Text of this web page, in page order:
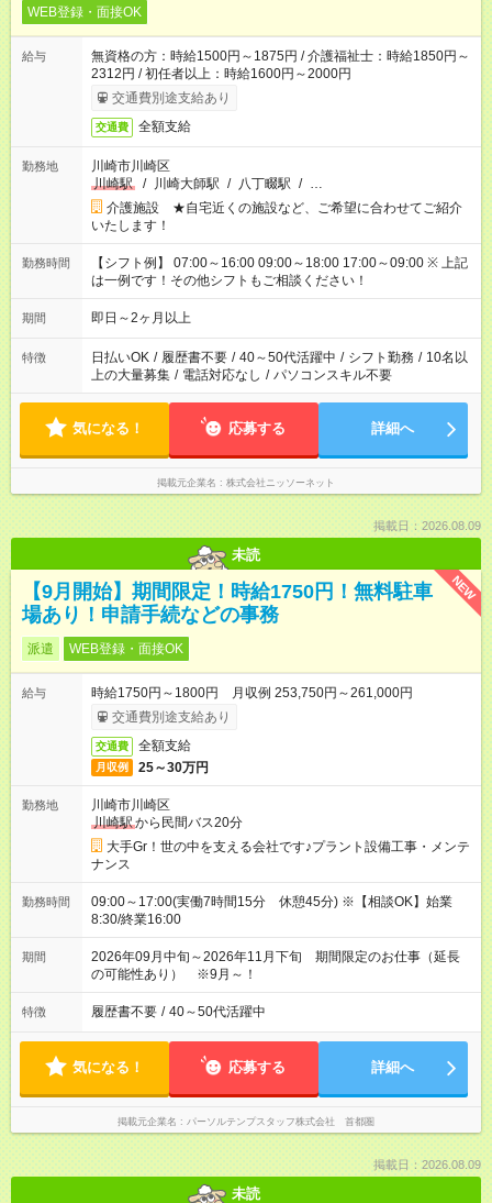
WEB登録・面接OK
給与
無資格の方：時給1500円～1875円 / 介護福祉士：時給1850円～
2312円 / 初任者以上：時給1600円～2000円
交通費別途支給あり
交通費 全額支給
勤務地
川崎市川崎区
川崎駅
/ 川崎大師駅 / 八丁畷駅 / …
介護施設 ★自宅近くの施設など、ご希望に合わせてご紹介
いたします！
勤務時間
【シフト例】 07:00～16:00 09:00～18:00 17:00～09:00 ※ 上記
は一例です！その他シフトもご相談ください！
期間 即日～2ヶ月以上
特徴 日払いOK / 履歴書不要 / 40～50代活躍中 / シフト勤務 / 10名以
上の大量募集 / 電話対応なし / パソコンスキル不要
気になる！ 応募する 詳細へ
掲載元企業名 株式会社ニッソーネット
掲載日：2026.08.09
未読
NEW
【9月開始】期間限定！時給1750円！無料駐車
場あり！申請手続などの事務
派遣 WEB登録・面接OK
給与
時給1750円～1800円 月収例 253,750円～261,000円
交通費別途支給あり
交通費 全額支給
月収例 25～30万円
勤務地
川崎市川崎区
川崎駅から民間バス20分
大手Gr！世の中を支える会社です♪プラント設備工事・メンテ
ナンス
勤務時間
09:00～17:00(実働7時間15分 休憩45分) ※【相談OK】始業
8:30/終業16:00
期間
2026年09月中旬～2026年11月下旬 期間限定のお仕事（延長
の可能性あり） ※9月～！
特徴 履歴書不要 / 40～50代活躍中
気になる！ 応募する 詳細へ
掲載元企業名 パーソルテンプスタッフ株式会社 首都圏
掲載日：2026.08.09
未読